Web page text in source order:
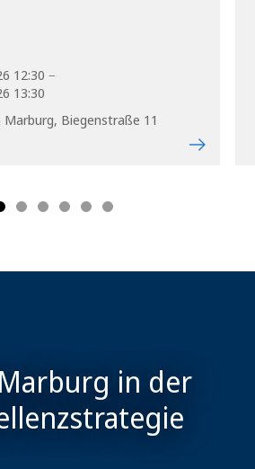
12:30 –
13:30
Biegenstraße 11
in der